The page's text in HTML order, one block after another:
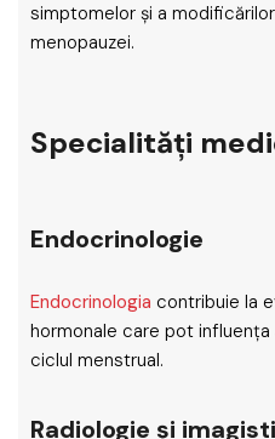
simptomelor și a
menopauzei.
Specialități
Endocrinologie
Endocrinologia contribuie la
hormonale care pot
ciclul menstrual.
Radiologie și